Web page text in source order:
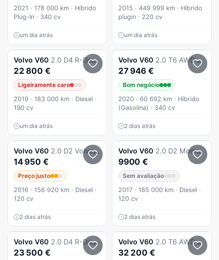
2021 · 178 000 km · Híbrido
Plug-In · 340 cv
um dia atrás
2015 · 449 999 km · Híbrido
plugin · 220 cv
um dia atrás
Volvo V60 2.0 D4 R-Design Geartronic
22 800 €
Ligeiramente caro
2019 · 183 000 km · Diesel ·
190 cv
um dia atrás
Volvo V60 2.0 T6 AWD TE Inscription
27 946 €
Bom negócio
2020 · 60 692 km · Híbrido
(Gasolina) · 340 cv
2 dias atrás
Volvo V60 2.0 D2 Volvo Ocean Race
14 950 €
Preço justo
2016 · 156 920 km · Diesel ·
120 cv
2 dias atrás
Volvo V60 2.0 D2 Momentum
9900 €
Sem avaliação
2017 · 185 000 km · Diesel ·
120 cv
2 dias atrás
Volvo V60 2.0 D4 R-Design Geartronic
23 500 €
Volvo V60 2.0 T6 AWD TE Inscription Expression
32 200 €